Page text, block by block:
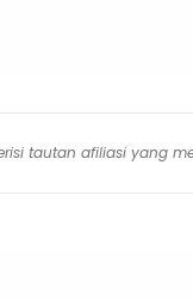
tautan afiliasi yang